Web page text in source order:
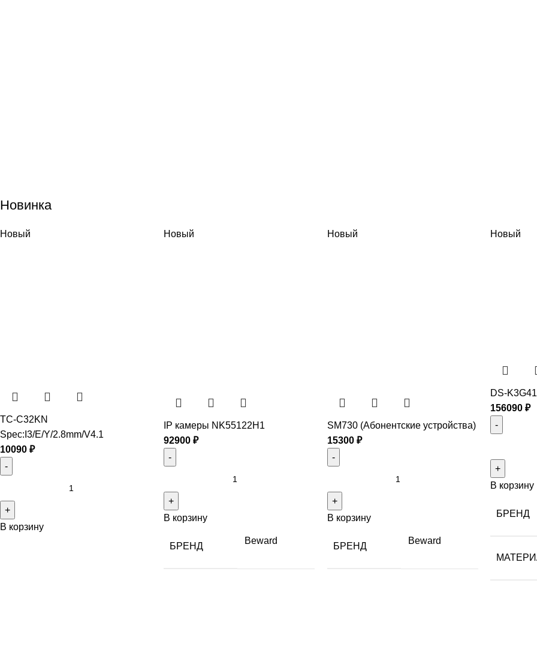
Новинка
Новый
TC-C32KN
Spec:I3/E/Y/2.8mm/V4.1
10090 ₽
В корзину
Новый
IP камеры NK55122H1
92900 ₽
В корзину
БРЕНД
Beward
Новый
SM730 (Абонентские устройства)
15300 ₽
В корзину
БРЕНД
Beward
Новый
DS-
156090₽
В корзину
БРЕНД